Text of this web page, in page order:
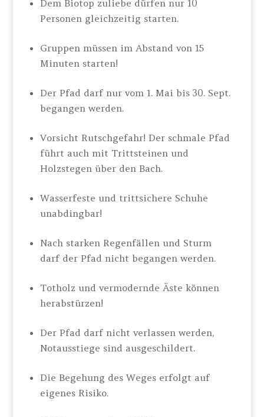
Dem Biotop zuliebe dürfen nur 10
Personen gleichzeitig starten.
Gruppen müssen im Abstand von 15
Minuten starten!
Der Pfad darf nur vom 1. Mai bis 30. Sept.
begangen werden.
Vorsicht Rutschgefahr! Der schmale Pfad
führt auch mit Trittsteinen und
Holzstegen über den Bach.
Wasserfeste und trittsichere Schuhe
unabdingbar!
Nach starken Regenfällen und Sturm
darf der Pfad nicht begangen werden.
Totholz und vermodernde Äste können
herabstürzen!
Der Pfad darf nicht verlassen werden,
Notausstiege sind ausgeschildert.
Die Begehung des Weges erfolgt auf
eigenes Risiko.